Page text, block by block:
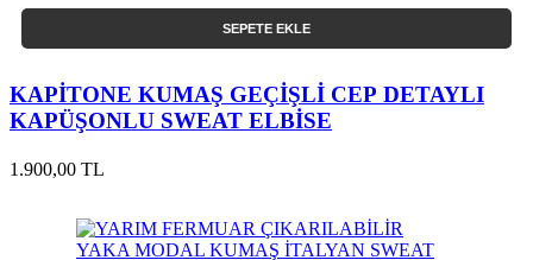
SEPETE EKLE
KAPİTONE KUMAŞ GEÇİŞLİ CEP DETAYLI
KAPÜŞONLU SWEAT ELBİSE
1.900,00 TL